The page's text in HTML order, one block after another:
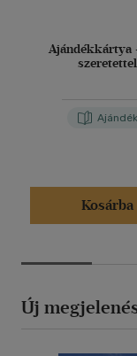
Ajándékkártya
szeretettel
Ajándék
Kosárba
Új